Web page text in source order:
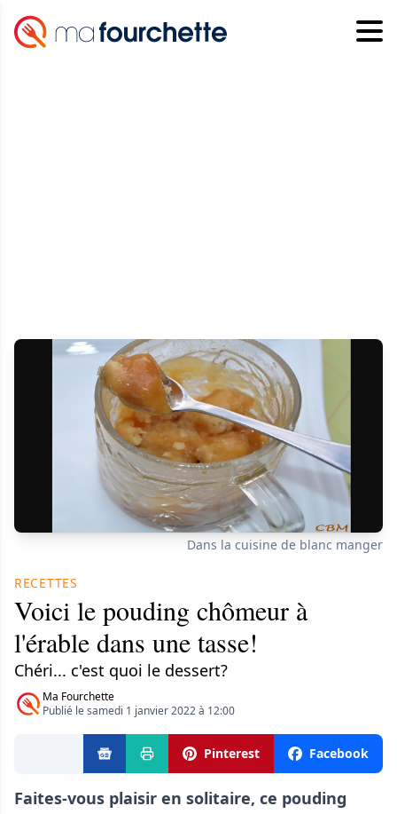
Dans la cuisine de blanc manger
RECETTES
Voici le pouding chômeur à
l'érable dans une tasse!
Chéri... c'est quoi le dessert?
Ma Fourchette
Publié le samedi 1 janvier 2022 à 12:00
Pinterest Facebook
Faites-vous plaisir en solitaire, ce pouding